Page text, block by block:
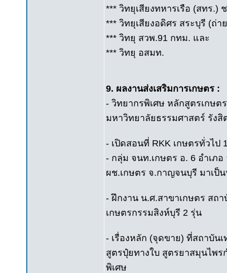
*** วิทยุเสียงทหารเรือ (สทร.)
*** วิทยุเสียงอดิศร สระบุรี (ถ่
*** วิทยุ สวพ.91 กทม. และ
*** วิทยุ อสมท.
9. ผลงานส่งเสริมการเกษตร :
- วิทยากรพิเศษ หลักสูตรเกษต
มหาวิทยาลัยธรรมศาสตร์ รังสิ
- เปิดสอนที่ RKK เกษตรทั่วไป
- กลุ่ม จนท.เกษตร อ. 6 อำเภ
ผช.เกษตร จ.กาญจนบุรี มาเป็
- ฝึกงาน น.ศ.สาขาเกษตร สถ
เกษตรกรรมสิงห์บุรี 2 รุ่น
- เรื่องหลัก (จุดขาย) ที่สถาบัน
สูตรปุ๋ยทางใบ สูตรยาสมุนไพ
พิเศษ